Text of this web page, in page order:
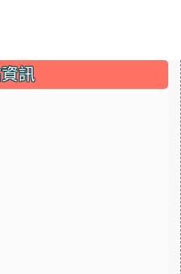
訊